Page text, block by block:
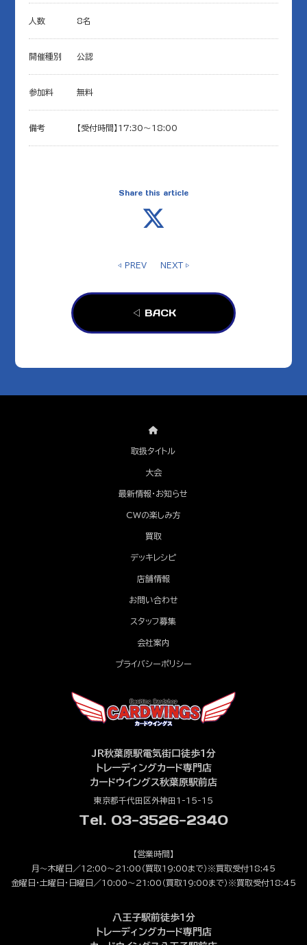
人数 8名
開催種別 公認
参加料 無料
備考 【受付時間】17:30～18:00
Share this article
◁ PREV NEXT ▷
◁ BACK
取扱タイトル
大会
最新情報・お知らせ
CWの楽しみ方
買取
デッキレシピ
店舗情報
お問い合わせ
スタッフ募集
会社案内
プライバシーポリシー
JR秋葉原駅電気街口徒歩1分
トレーディングカード専門店
カードウイングス秋葉原駅前店
東京都千代田区外神田1-15-15
Tel. 03-3526-2340
【営業時間】
月～木曜日／12:00～21:00（買取19:00まで）※買取受付18:45
金曜日・土曜日・日曜日／10:00～21:00（買取19:00まで）※買取受付18:45
八王子駅前徒歩1分
トレーディングカード専門店